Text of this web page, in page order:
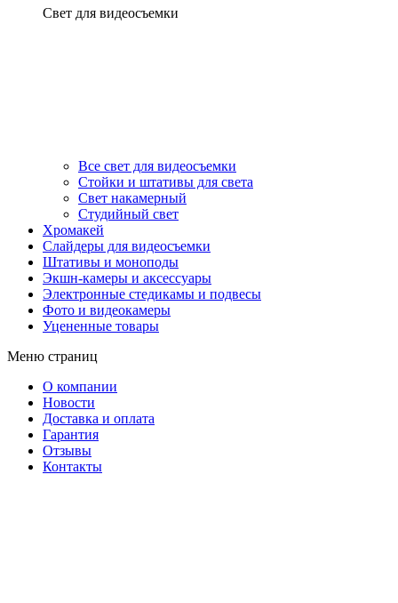
Свет для видеосъемки
Все свет для видеосъемки
Стойки и штативы для света
Свет накамерный
Студийный свет
Хромакей
Слайдеры для видеосъемки
Штативы и моноподы
Экшн-камеры и аксессуары
Электронные стедикамы и подвесы
Фото и видеокамеры
Уцененные товары
Меню страниц
О компании
Новости
Доставка и оплата
Гарантия
Отзывы
Контакты